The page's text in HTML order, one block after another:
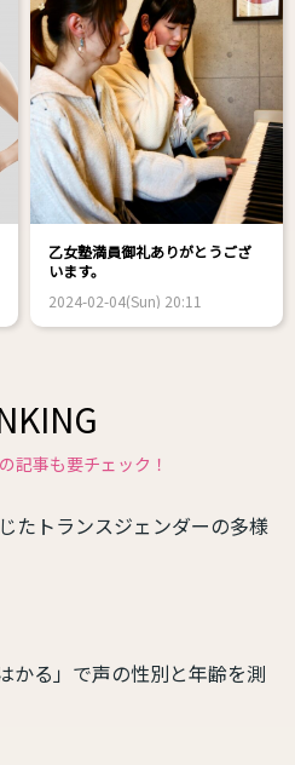
乙女塾満員御礼ありがとうござ
います。
2024-02-04(Sun) 20:11
記事も要チェック！
たトランスジェンダーの多様
かる」で声の性別と年齢を測